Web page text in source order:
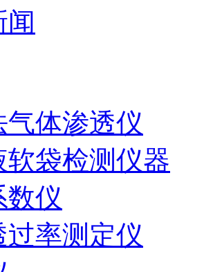
闻
气体渗透仪
软袋检测仪器
数仪
过率测定仪